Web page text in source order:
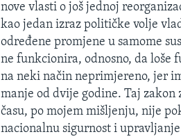
nove vlasti o još jednoj
kao jedan izraz političke volje
određene promjene u samome
ne funkcionira, odnosno, da loše
na neki način neprimjereno, jer
manje od dvije godine. Taj
času, po mojem mišljenju, nije
nacionalnu sigurnost i